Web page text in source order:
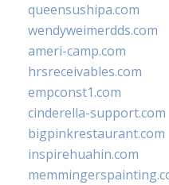
queensushipa.com
wendyweimerdds.com
ameri-camp.com
hrsreceivables.com
empconst1.com
cinderella-support.com
bigpinkrestaurant.com
inspirehuahin.com